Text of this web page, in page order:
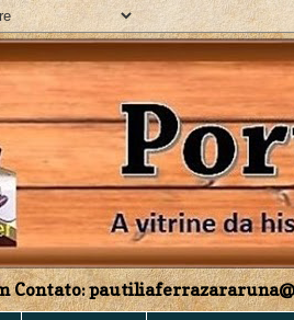
Contato: